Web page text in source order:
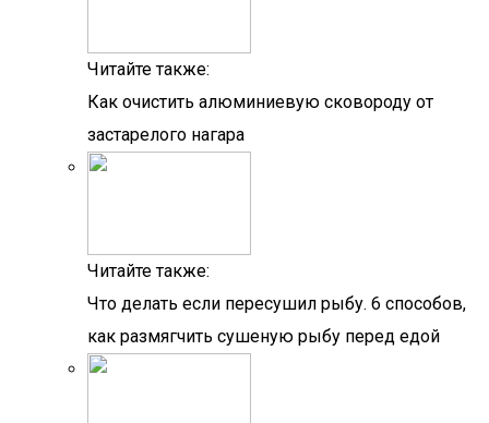
Читайте также:
Как очистить алюминиевую сковороду от
застарелого нагара
Читайте также:
Что делать если пересушил рыбу. 6 способов,
как размягчить сушеную рыбу перед едой